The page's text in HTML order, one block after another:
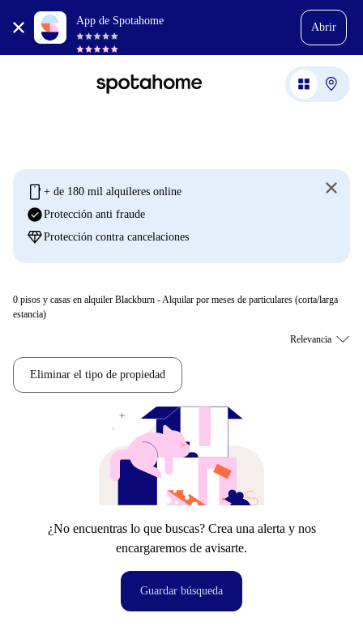
App de Spotahome
Abrir
mobile + de 180 mil alquileres online
check_circleProtección anti fraude
diamondProtección contra cancelaciones
0 pisos y casas en alquiler Blackburn - Alquilar por meses de particulares (corta/larga
estancia)
Eliminar el tipo de propiedad
¿No encuentras lo que buscas? Crea una alerta y nos
encargaremos de avisarte.
Guardar búsqueda